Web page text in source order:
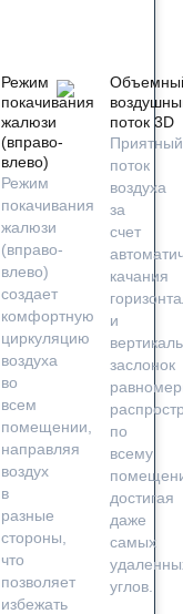
Режим
покачивания
жалюзи
(вправо-
влево)
Режим
покачивания
жалюзи
(вправо-
влево)
создает
комфортную
циркуляцию
воздуха
во
всем
помещении,
направляя
воздух
в
разные
стороны,
что
позволяет
избежать
поток 3D
Приятный
поток
воздуха
за
счет
качания
и
заслонок
по
всему
достигая
даже
самых
углов.